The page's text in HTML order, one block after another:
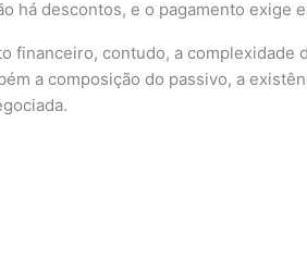
descontos, e o pagamento exige
financeiro, contudo, a
a composição do passivo, a